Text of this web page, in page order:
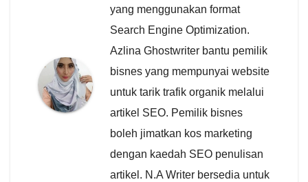
yang menggunakan format
Search Engine Optimization.
Azlina Ghostwriter bantu pemilik
bisnes yang mempunyai website
untuk tarik trafik organik melalui
artikel SEO. Pemilik bisnes
boleh jimatkan kos marketing
dengan kaedah SEO penulisan
artikel. N.A Writer bersedia untuk